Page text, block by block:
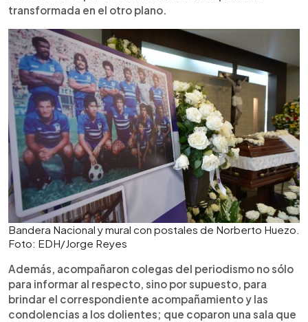
transformada en el otro plano.
Bandera Nacional y mural con postales de Norberto Huezo.
Foto: EDH/Jorge Reyes
Además, acompañaron colegas del periodismo no sólo
para informar al respecto, sino por supuesto, para
brindar el correspondiente acompañamiento y las
condolencias a los dolientes; que coparon una sala que